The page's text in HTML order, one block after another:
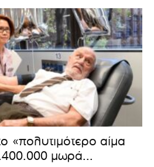
«πολυτιμότερο αίμα
μωρά...